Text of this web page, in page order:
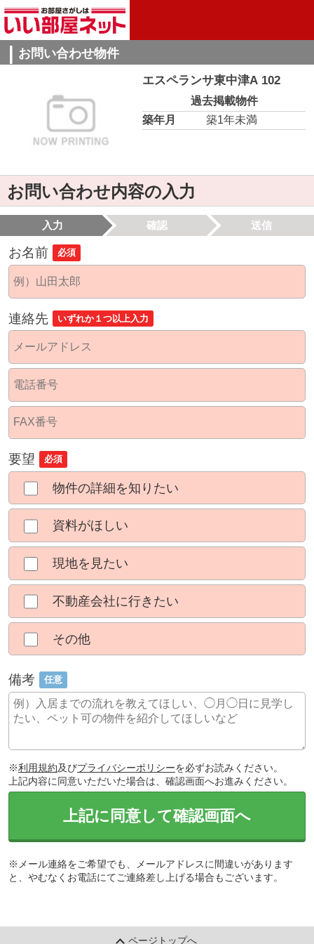
お問い合わせ物件
エスペランサ東中津A 102
過去掲載物件
築年月
築1年未満
お問い合わせ内容の入力
入力 確認 送信
お名前 必須
連絡先 いずれか１つ以上入力
要望 必須
物件の詳細を知りたい
資料がほしい
現地を見たい
不動産会社に行きたい
その他
備考 任意
※利用規約及びプライバシーポリシーを必ずお読みください。
上記内容に同意いただいた場合は、確認画面へお進みください。
上記に同意して確認画面へ
※メール連絡をご希望でも、メールアドレスに間違いがあります
と、やむなくお電話にてご連絡差し上げる場合もございます。
ページトップへ